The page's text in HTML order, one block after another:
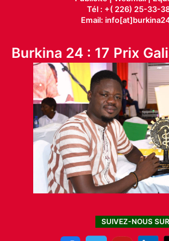
Tél : +( 226) 25-33-
Email:
Burkina 24 : 17 Prix
SUIVEZ-NOUS SUR